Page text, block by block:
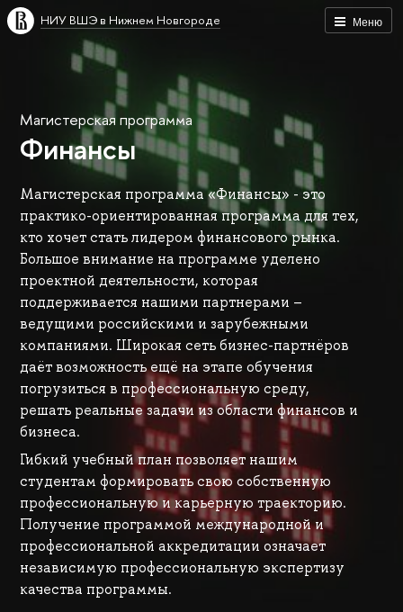
Меню
НИУ ВШЭ в Нижнем Новгороде
Магистерская программа
Финансы
Магистерская программа «Финансы» - это
практико-ориентированная программа для тех,
кто хочет стать лидером финансового рынка.
Большое внимание на программе уделено
проектной деятельности, которая
поддерживается нашими партнерами –
ведущими российскими и зарубежными
компаниями. Широкая сеть бизнес-партнёров
даёт возможность ещё на этапе обучения
погрузиться в профессиональную среду,
решать реальные задачи из области финансов и
бизнеса.
Гибкий учебный план позволяет нашим
студентам формировать свою собственную
профессиональную и карьерную траекторию.
Получение программой международной и
профессиональной аккредитации означает
независимую профессиональную экспертизу
качества программы.